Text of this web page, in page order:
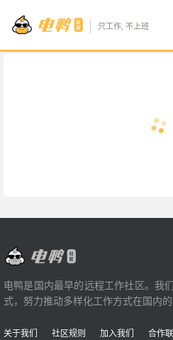
只工作, 不上班
电鸭是国内最早的远程工作社区。我
式，努力推动多样化工作方式在国内的
关于我们 社区规则 加入我们 合作